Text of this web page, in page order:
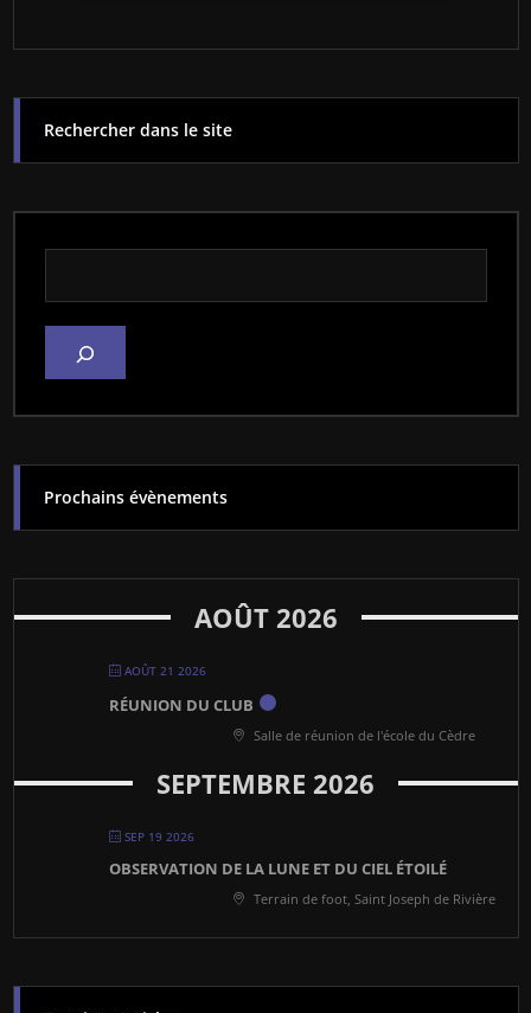
Rechercher dans le site
Rechercher dans le site
Prochains évènements
AOÛT 2026
AOÛT 21 2026
RÉUNION DU CLUB
Salle de réunion de l'école du Cèdre
SEPTEMBRE 2026
SEP 19 2026
OBSERVATION DE LA LUNE ET DU CIEL ÉTOILÉ
Terrain de foot, Saint Joseph de Rivière